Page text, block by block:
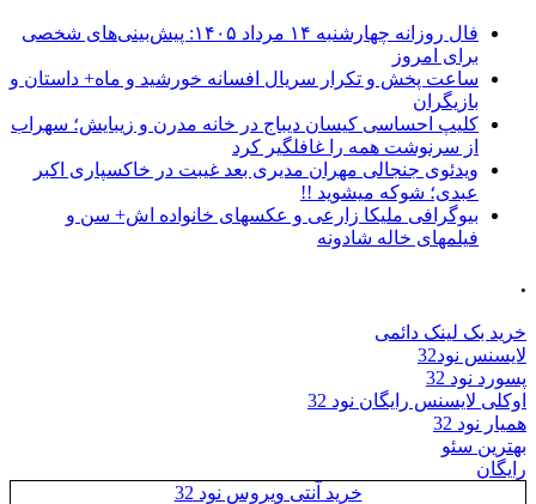
فال روزانه چهارشنبه ۱۴ مرداد ۱۴۰۵: پیش‌بینی‌های شخصی
برای امروز
ساعت پخش و تکرار سریال افسانه خورشید و ماه+ داستان و
بازیگران
کلیپ احساسی کیسان دیباج در خانه مدرن و زیبایش؛ سهراب
از سرنوشت همه را غافلگیر کرد
ویدئوی جنجالی مهران مدیری بعد غیبت در خاکسپاری اکبر
عبدی؛ شوکه میشوید !!
بیوگرافی ملیکا زارعی و عکسهای خانواده اش+ سن و
فیلمهای خاله شادونه
.
خرید بک لینک دائمی
لایسنس نود32
پسورد نود 32
اوکلی لایسنس رایگان نود 32
همیار نود 32
بهترین سئو
رایگان
خرید آنتی ویروس نود 32